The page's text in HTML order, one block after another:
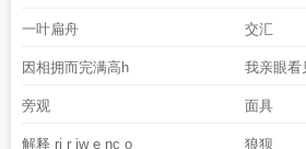
一叶扁舟 交汇
因相拥而完满高h 我亲眼看
旁观 面具
解释 ri r iw e nc o 狼狈